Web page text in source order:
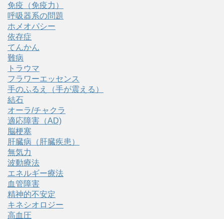
免疫（免疫力）
呼吸器系の問題
ホメオパシー
依存症
てんかん
難病
トラウマ
フラワーエッセンス
手のふるえ（手が震える）
結石
オーラ/チャクラ
適応障害（AD)
脳梗塞
肝臓病（肝臓疾患）
無気力
波動療法
エネルギー療法
血管障害
精神的不安定
キネシオロジー
高血圧